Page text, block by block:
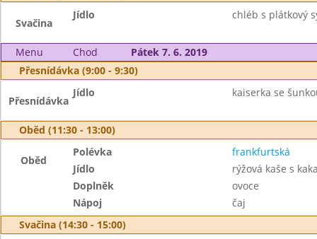
Svačina
Jídlo chléb s plátkový
Menu Chod
Pátek 7. 6. 2019
Přesnídávka (9:00 - 9:30)
Přesnídávka
Jídlo kaiserka se
Oběd (11:30 - 13:00)
Oběd
Polévka
frankfurtská
Jídlo
rýžová kaše s
Doplněk
ovoce
Nápoj
čaj
Svačina (14:30 - 15:00)